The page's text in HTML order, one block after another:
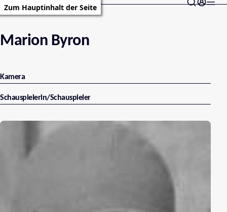
Zum Hauptinhalt der Seite
Marion Byron
Kamera
Schauspielerin/Schauspieler